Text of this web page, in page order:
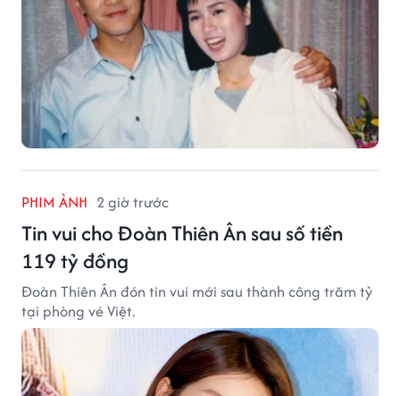
PHIM ẢNH 2 giờ trước
Tin vui cho Đoàn Thiên Ân sau số tiền
119 tỷ đồng
Đoàn Thiên Ân đón tin vui mới sau thành công trăm tỷ
tại phòng vé Việt.